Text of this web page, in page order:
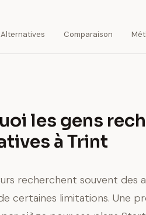
Alternatives Comparaison
les gens
à Trint
recherchent souvent des
certaines limitations. Une